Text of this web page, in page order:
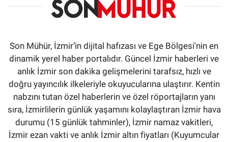
Son Mühür, İzmir’in dijital hafızası ve Ege Bölgesi'nin en
dinamik yerel haber portalıdır. Güncel İzmir haberleri ve
anlık İzmir son dakika gelişmelerini tarafsız, hızlı ve
doğru yayıncılık ilkeleriyle okuyucularına ulaştırır. Kentin
nabzını tutan özel haberlerin ve özel röportajların yanı
sıra, İzmirlilerin günlük yaşamını kolaylaştıran İzmir hava
durumu (15 günlük tahminler), İzmir namaz vakitleri,
İzmir ezan vakti ve anlık İzmir altın fiyatları (Kuyumcular